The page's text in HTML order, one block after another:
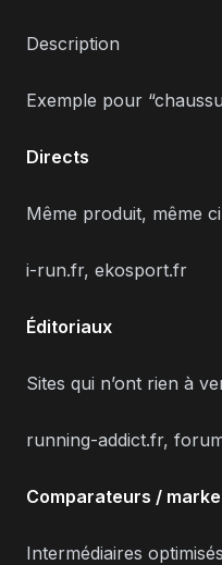
Description
Exemple pour
Directs
Même produit, même
i-run.fr, ekosport.fr
Éditoriaux
Sites qui n’ont rien à
running-addict.fr,
Comparateurs /
Intermédiaires